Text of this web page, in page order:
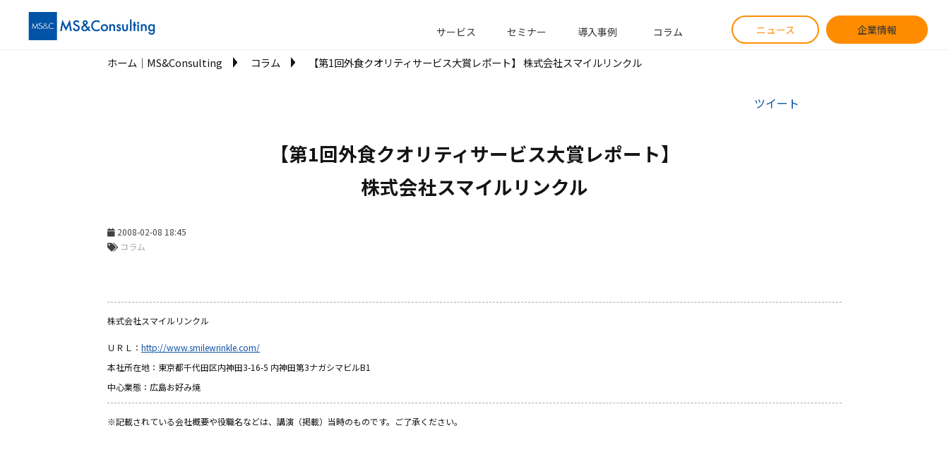
サービス セミナー 導入事例 コラム ニュース 企業情報
ホーム│MS&Consulting コラム 【第1回外食クオリティサービス大賞レポート】 株式会社スマイルリンクル
ツイート
【第1回外食クオリティサービス大賞レポート】
株式会社スマイルリンクル
2008-02-08 18:45
コラム
株式会社スマイルリンクル
ＵＲＬ： http://www.smilewrinkle.com/
本社所在地：東京都千代田区内神田3-16-5 内神田第3ナガシマビルB1
中心業態：広島お好み焼
※記載されている会社概要や役職名などは、講演（掲載）当時のものです。ご了承ください。